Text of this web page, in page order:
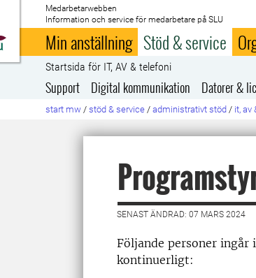
Till startsida
Medarbetarwebben
Information och service för medarbetare på SLU
Min anställning Stöd & service
Startsida för IT, AV & telefoni
Support Digital kommunikation Datorer &
start mw / stöd & service / administrativt stöd / it, av
SENAST ÄNDRAD: 07 MARS 2024
Följande personer
kontinuerligt: